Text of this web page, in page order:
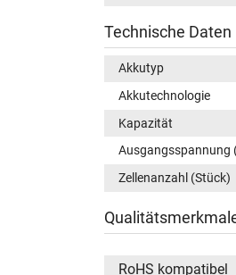
Technische Daten
Akkutyp
Akkutechnologie
Kapazität
Ausgangsspannung
Zellenanzahl (Stück)
RoHS kompatibel